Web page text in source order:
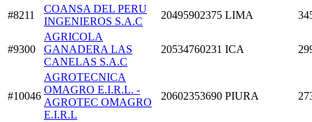
#8211
COANSA DEL PERU
INGENIEROS S.A.C
20495902375 LIMA
#9300
AGRICOLA
GANADERA LAS
CANELAS S.A.C
20534760231 ICA
#10046
AGROTECNICA
OMAGRO E.I.R.L. -
AGROTEC OMAGRO
E.I.R.L
20602353690 PIURA